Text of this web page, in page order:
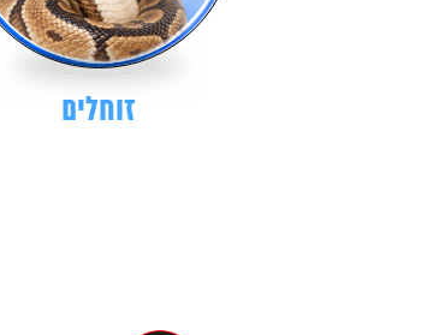
זוחלים